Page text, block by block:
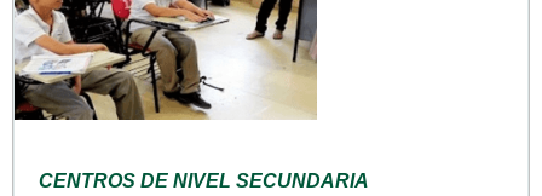
CENTROS DE NIVEL SECUNDARIA